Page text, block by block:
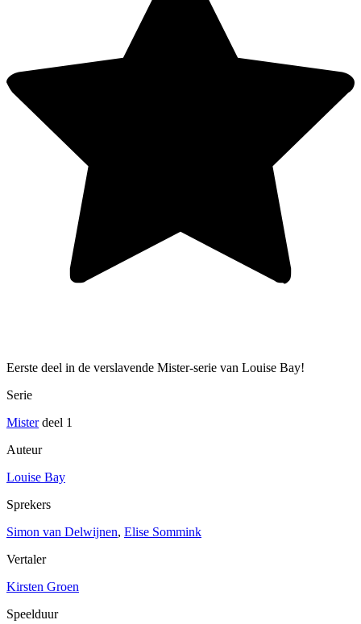
Eerste deel in de verslavende Mister-serie van Louise Bay!
Serie
Misterdeel 1
Auteur
Louise Bay
Sprekers
Simon van Delwijnen, Elise Sommink
Vertaler
Kirsten Groen
Speelduur